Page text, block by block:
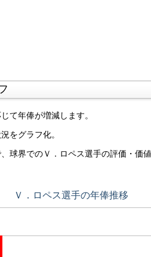
て年俸が増減します。
をグラフ化。
球界でのＶ．ロペス選手の評価・価
Ｖ．ロペス選手の年俸推移